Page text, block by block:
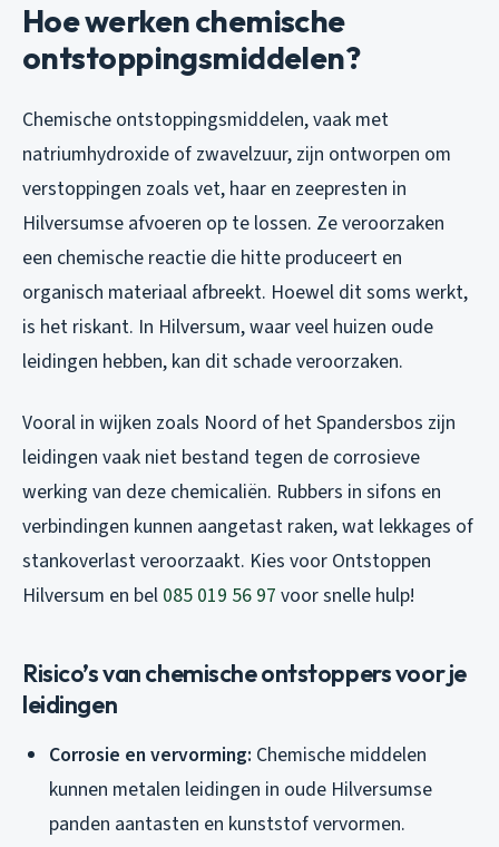
Hoe werken chemische
ontstoppingsmiddelen?
Chemische ontstoppingsmiddelen, vaak met
natriumhydroxide of zwavelzuur, zijn ontworpen om
verstoppingen zoals vet, haar en zeepresten in
Hilversumse afvoeren op te lossen. Ze veroorzaken
een chemische reactie die hitte produceert en
organisch materiaal afbreekt. Hoewel dit soms werkt,
is het riskant. In Hilversum, waar veel huizen oude
leidingen hebben, kan dit schade veroorzaken.
Vooral in wijken zoals Noord of het Spandersbos zijn
leidingen vaak niet bestand tegen de corrosieve
werking van deze chemicaliën. Rubbers in sifons en
verbindingen kunnen aangetast raken, wat lekkages of
stankoverlast veroorzaakt. Kies voor Ontstoppen
Hilversum en bel 085 019 56 97 voor snelle hulp!
Risico’s van chemische ontstoppers voor je
leidingen
Corrosie en vervorming: Chemische middelen
kunnen metalen leidingen in oude Hilversumse
panden aantasten en kunststof vervormen.